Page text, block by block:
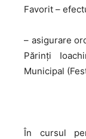
Favorit –
– asigurare
Părinți
Municipal
În cursul